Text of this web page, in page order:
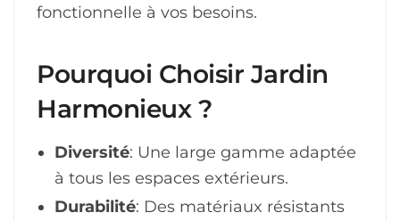
fonctionnelle à vos besoins.
Pourquoi Choisir Jardin
Harmonieux ?
Diversité: Une large gamme adaptée
à tous les espaces extérieurs.
Durabilité: Des matériaux résistants